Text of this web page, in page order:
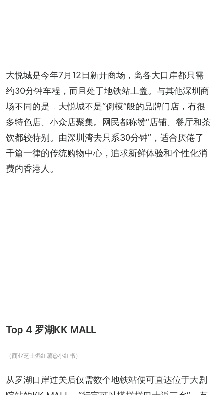
大悦城是今年7月12日新开商场，离各大口岸都只需
约30分钟车程，而且处于地铁站上盖。与其他深圳商
场不同的是，大悦城不是“倒模”般的品牌门店，有很
多特色店、小众店聚集。网民都称赞“店铺、餐厅和茶
饮都较特别。由深圳湾去只系30分钟”，适合厌倦了
千篇一律的传统购物中心，追求新鲜体验和个性化消
费的香港人。
Top 4 罗湖KK MALL
（商业芝士焗红薯@小红书）
从罗湖口岸过关后仅需数个地铁站便可直达位于大剧